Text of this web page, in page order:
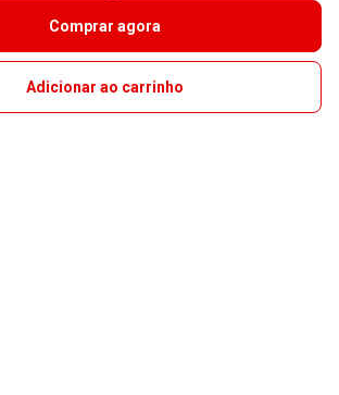
Comprar agora
Adicionar ao carrinho